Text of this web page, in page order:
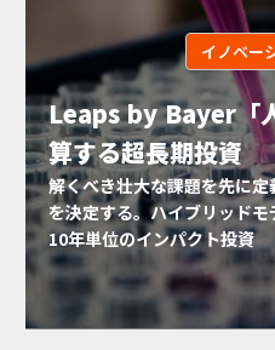
イノベー
Leaps by Bayer「
算する超長期投資
解くべき壮大な課題を先に
を決定する。ハイブリッド
10年単位のインパクト投資